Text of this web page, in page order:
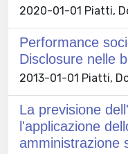
2020-01-01 Piatti,
Performance
Disclosure nelle
2013-01-01 Piatti,
La previsione
l'applicazione
amministrazione